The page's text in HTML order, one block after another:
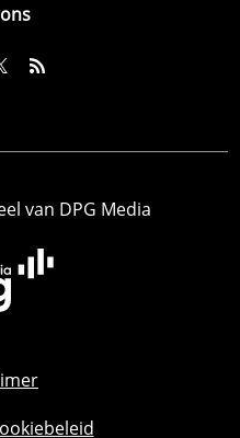
van DPG Media